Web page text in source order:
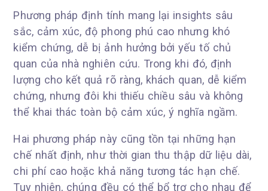
Phương pháp định tính mang lại insights sâu
sắc, cảm xúc, độ phong phú cao nhưng khó
kiểm chứng, dễ bị ảnh hưởng bởi yếu tố chủ
quan của nhà nghiên cứu. Trong khi đó, định
lượng cho kết quả rõ ràng, khách quan, dễ kiểm
chứng, nhưng đôi khi thiếu chiều sâu và không
thể khai thác toàn bộ cảm xúc, ý nghĩa ngầm.
Hai phương pháp này cũng tồn tại những hạn
chế nhất định, như thời gian thu thập dữ liệu dài,
chi phí cao hoặc khả năng tương tác hạn chế.
Tuy nhiên, chúng đều có thể bổ trợ cho nhau để